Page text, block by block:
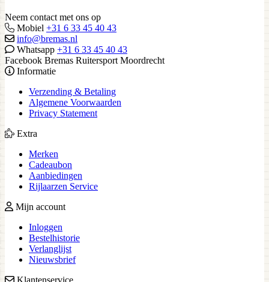
Neem contact met ons op
Mobiel +31 6 33 45 40 43
info@bremas.nl
Whatsapp +31 6 33 45 40 43
Facebook Bremas Ruitersport Moordrecht
Informatie
Verzending & Betaling
Algemene Voorwaarden
Privacy Statement
Extra
Merken
Cadeaubon
Aanbiedingen
Rijlaarzen Service
Mijn account
Inloggen
Bestelhistorie
Verlanglijst
Nieuwsbrief
Klantenservice